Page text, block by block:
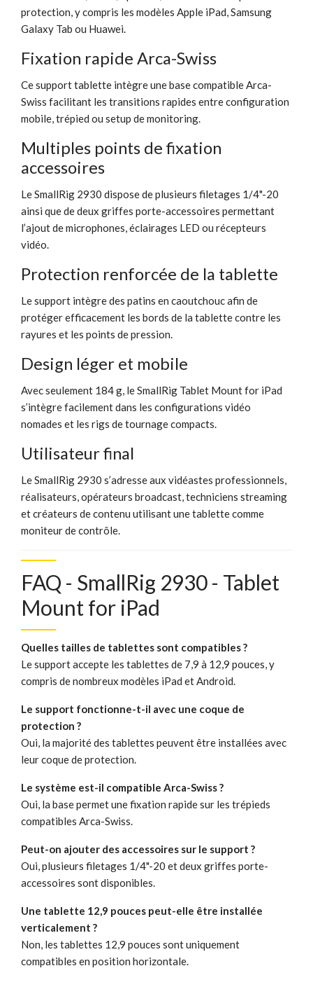
protection, y compris les modèles Apple iPad, Samsung
Galaxy Tab ou Huawei.
Fixation rapide Arca-Swiss
Ce support tablette intègre une base compatible Arca-
Swiss facilitant les transitions rapides entre configuration
mobile, trépied ou setup de monitoring.
Multiples points de fixation
accessoires
Le SmallRig 2930 dispose de plusieurs filetages 1/4"-20
ainsi que de deux griffes porte-accessoires permettant
l’ajout de microphones, éclairages LED ou récepteurs
vidéo.
Protection renforcée de la tablette
Le support intègre des patins en caoutchouc afin de
protéger efficacement les bords de la tablette contre les
rayures et les points de pression.
Design léger et mobile
Avec seulement 184 g, le SmallRig Tablet Mount for iPad
s’intègre facilement dans les configurations vidéo
nomades et les rigs de tournage compacts.
Utilisateur final
Le SmallRig 2930 s’adresse aux vidéastes professionnels,
réalisateurs, opérateurs broadcast, techniciens streaming
et créateurs de contenu utilisant une tablette comme
moniteur de contrôle.
FAQ - SmallRig 2930 - Tablet
Mount for iPad
Quelles tailles de tablettes sont compatibles ?
Le support accepte les tablettes de 7,9 à 12,9 pouces, y
compris de nombreux modèles iPad et Android.
Le support fonctionne-t-il avec une coque de
protection ?
Oui, la majorité des tablettes peuvent être installées avec
leur coque de protection.
Le système est-il compatible Arca-Swiss ?
Oui, la base permet une fixation rapide sur les trépieds
compatibles Arca-Swiss.
Peut-on ajouter des accessoires sur le support ?
Oui, plusieurs filetages 1/4"-20 et deux griffes porte-
accessoires sont disponibles.
Une tablette 12,9 pouces peut-elle être installée
verticalement ?
Non, les tablettes 12,9 pouces sont uniquement
compatibles en position horizontale.